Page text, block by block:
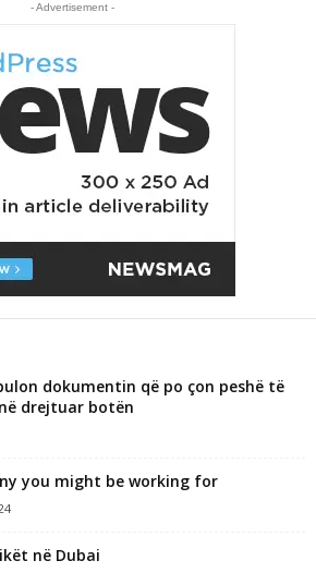
- Advertisement -
dokumentin që po çon peshë të
drejtuar botën
you might be working for
në Dubai